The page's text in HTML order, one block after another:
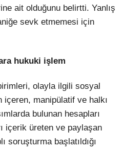
ait olduğunu belirtti. Yanlış
sevk etmemesi için
hukuki işlem
olayla ilgili sosyal
içeren, manipülatif ve halkı
bulunan hesapları
içerik üreten ve paylaşan
soruşturma başlatıldığı